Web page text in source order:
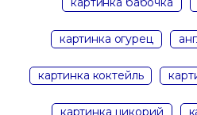
картинка огурец
картинка коктейль
картинка цикорий